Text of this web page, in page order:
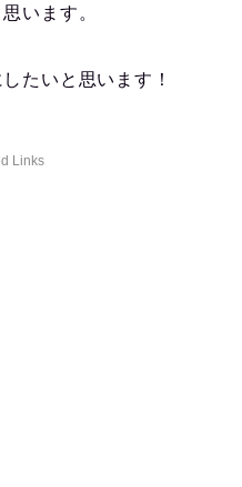
います。
たいと思います！
Links